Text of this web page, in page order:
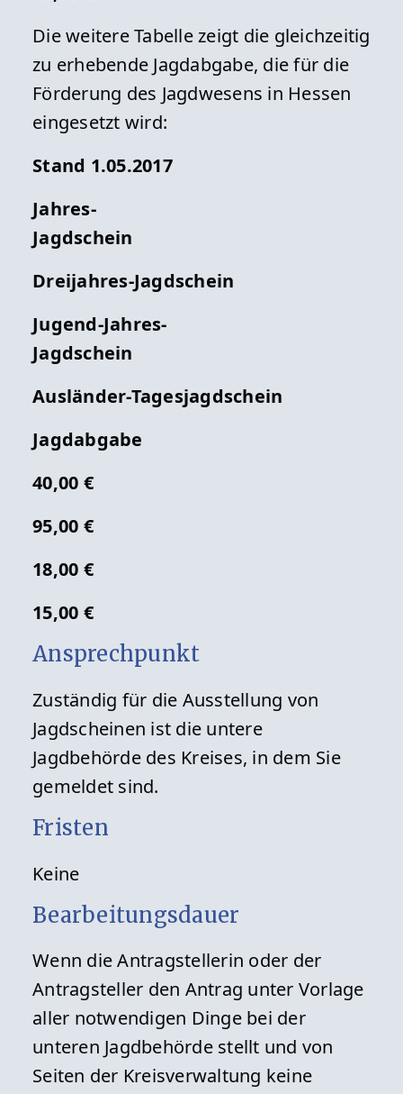
Die weitere Tabelle zeigt die gleichzeitig
zu erhebende Jagdabgabe, die für die
Förderung des Jagdwesens in Hessen
eingesetzt wird:
Stand 1.05.2017
Jahres-
Jagdschein
Dreijahres-Jagdschein
Jugend-Jahres-
Jagdschein
Ausländer-Tagesjagdschein
Jagdabgabe
40,00 €
95,00 €
18,00 €
15,00 €
Ansprechpunkt
Zuständig für die Ausstellung von
Jagdscheinen ist die untere
Jagdbehörde des Kreises, in dem Sie
gemeldet sind.
Fristen
Keine
Bearbeitungsdauer
Wenn die Antragstellerin oder der
Antragsteller den Antrag unter Vorlage
aller notwendigen Dinge bei der
unteren Jagdbehörde stellt und von
Seiten der Kreisverwaltung keine